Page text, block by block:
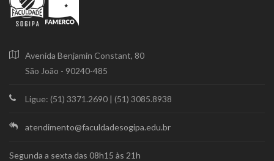
Avenida Benjamin Constant, 80
São João - 90240-485
Ligue: (51) 3371.2690 | (51) 3085.8938
atendimento@faculdadesogipa.edu.br
Segunda a sexta das 08h15 às 21h